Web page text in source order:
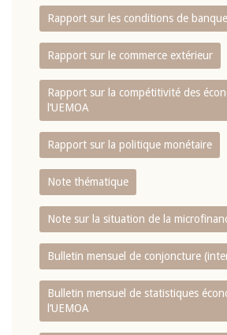
Rapport sur les conditions de banque
Rapport sur le commerce extérieur
Rapport sur la compétitivité des
l‘UEMOA
Rapport sur la politique monétaire
Note thématique
Note sur la situation de la
Bulletin mensuel de conjoncture
Bulletin mensuel de statistiques
l‘UEMOA